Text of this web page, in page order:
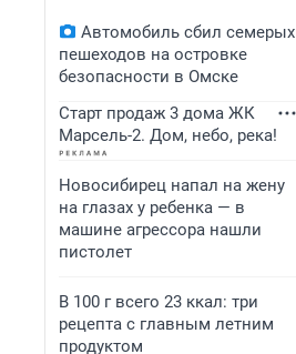
Автомобиль сбил семерых
пешеходов на островке
безопасности в Омске
Старт продаж 3 дома ЖК
Марсель-2. Дом, небо, река!
Новосибирец напал на жену
на глазах у ребенка — в
машине агрессора нашли
пистолет
В 100 г всего 23 ккал: три
рецепта с главным летним
продуктом